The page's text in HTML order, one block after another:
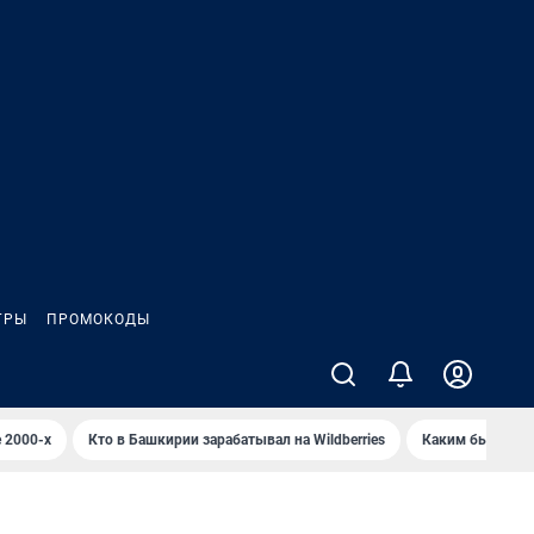
ПРОМОКОДЫ
2000-х Кто в Башкирии зарабатывал на Wildberries Каким было